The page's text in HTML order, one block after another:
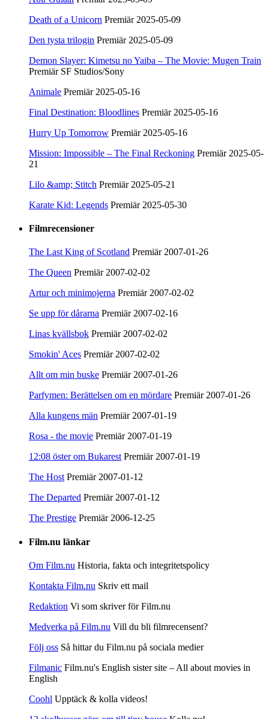
Death of a Unicorn Premiär 2025-05-09
Den tysta trilogin Premiär 2025-05-09
Demon Slayer: Kimetsu no Yaiba – The Movie: Mugen Train
Premiär SF Studios/Sony
Animale Premiär 2025-05-16
Final Destination: Bloodlines Premiär 2025-05-16
Hurry Up Tomorrow Premiär 2025-05-16
Mission: Impossible – The Final Reckoning Premiär 2025-05-
21
Lilo &amp; Stitch Premiär 2025-05-21
Karate Kid: Legends Premiär 2025-05-30
Filmrecensioner
The Last King of Scotland Premiär 2007-01-26
The Queen Premiär 2007-02-02
Artur och minimojerna Premiär 2007-02-02
Se upp för dårarna Premiär 2007-02-16
Linas kvällsbok Premiär 2007-02-02
Smokin' Aces Premiär 2007-02-02
Allt om min buske Premiär 2007-01-26
Parfymen: Berättelsen om en mördare Premiär 2007-01-26
Alla kungens män Premiär 2007-01-19
Rosa - the movie Premiär 2007-01-19
12:08 öster om Bukarest Premiär 2007-01-19
The Host Premiär 2007-01-12
The Departed Premiär 2007-01-12
The Prestige Premiär 2006-12-25
Film.nu länkar
Om Film.nu Historia, fakta och integritetspolicy
Kontakta Film.nu Skriv ett mail
Redaktion Vi som skriver för Film.nu
Medverka på Film.nu Vill du bli filmrecensent?
Följ oss Så hittar du Film.nu på sociala medier
Filmanic Film.nu's English sister site – All about movies in
English
Coohl Upptäck & kolla videos!